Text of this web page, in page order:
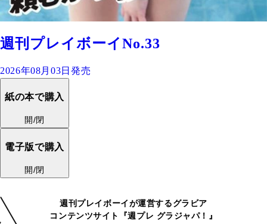
週刊プレイボーイNo.33
2026年08月03日発売
紙の本で購入
開/閉
電子版で購入
開/閉
週刊プレイボーイが運営するグラビア
コンテンツサイト『週プレ グラジャパ！』